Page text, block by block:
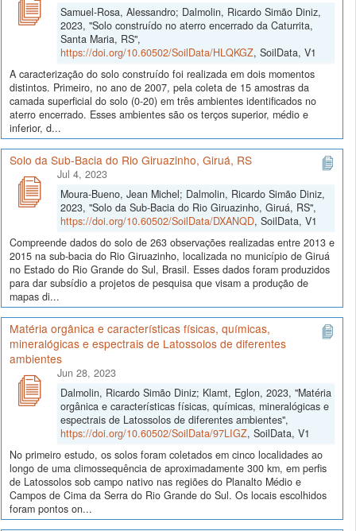
Samuel-Rosa, Alessandro; Dalmolin, Ricardo Simão Diniz,
2023, "Solo construído no aterro encerrado da Caturrita,
Santa Maria, RS",
https://doi.org/10.60502/SoilData/HLQKGZ, SoilData, V1
A caracterização do solo construído foi realizada em dois momentos
distintos. Primeiro, no ano de 2007, pela coleta de 15 amostras da
camada superficial do solo (0-20) em três ambientes identificados no
aterro encerrado. Esses ambientes são os terços superior, médio e
inferior, d...
Solo da Sub-Bacia do Rio Giruazinho, Giruá, RS
Jul 4, 2023
Moura-Bueno, Jean Michel; Dalmolin, Ricardo Simão Diniz,
2023, "Solo da Sub-Bacia do Rio Giruazinho, Giruá, RS",
https://doi.org/10.60502/SoilData/DXANQD, SoilData, V1
Compreende dados do solo de 263 observações realizadas entre 2013 e
2015 na sub-bacia do Rio Giruazinho, localizada no município de Giruá
no Estado do Rio Grande do Sul, Brasil. Esses dados foram produzidos
para dar subsídio a projetos de pesquisa que visam a produção de
mapas di...
Matéria orgânica e características físicas, químicas,
mineralógicas e espectrais de Latossolos de diferentes
ambientes
Jun 28, 2023
Dalmolin, Ricardo Simão Diniz; Klamt, Eglon, 2023, "Matéria
orgânica e características físicas, químicas, mineralógicas e
espectrais de Latossolos de diferentes ambientes",
https://doi.org/10.60502/SoilData/97LIGZ, SoilData, V1
No primeiro estudo, os solos foram coletados em cinco localidades ao
longo de uma climossequência de aproximadamente 300 km, em perfis
de Latossolos sob campo nativo nas regiões do Planalto Médio e
Campos de Cima da Serra do Rio Grande do Sul. Os locais escolhidos
foram pontos on...